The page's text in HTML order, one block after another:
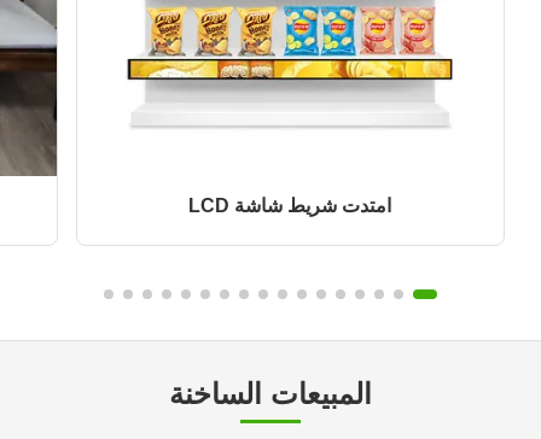
امتدت شريط شاشة LCD
المبيعات الساخنة